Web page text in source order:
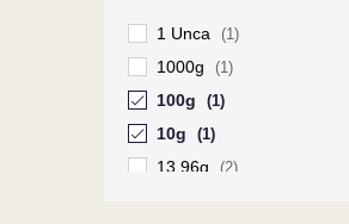
1 Unca (1)
1000g (1)
100g (1)
10g (1)
13.96g (2)